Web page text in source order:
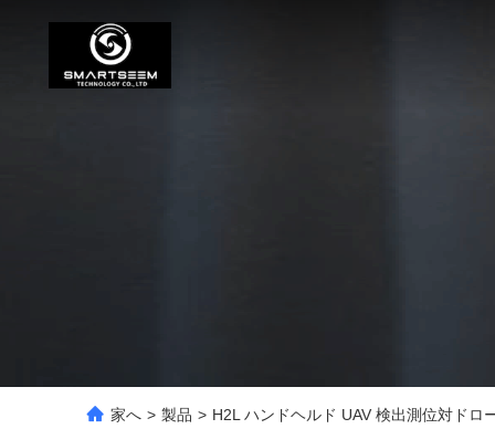
家へ > 製品 > H2L ハンドヘルド UAV 検出測位対ドロ